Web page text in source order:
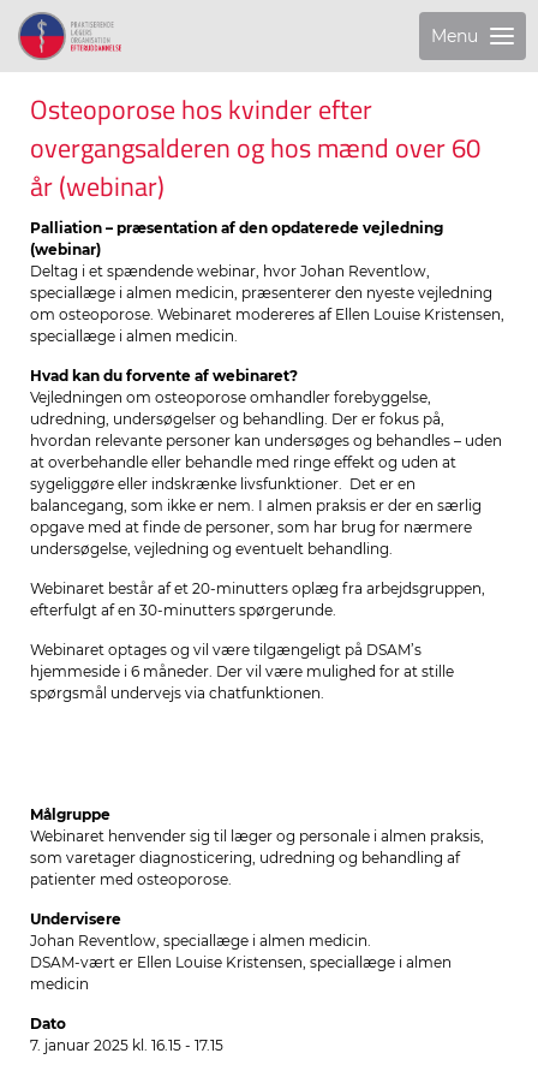
Menu
Osteoporose hos kvinder efter
overgangsalderen og hos mænd over 60
år (webinar)
Palliation – præsentation af den opdaterede vejledning
(webinar)
Deltag i et spændende webinar, hvor Johan Reventlow,
speciallæge i almen medicin, præsenterer den nyeste vejledning
om osteoporose. Webinaret modereres af Ellen Louise Kristensen,
speciallæge i almen medicin.
Hvad kan du forvente af webinaret?
Vejledningen om osteoporose omhandler forebyggelse,
udredning, undersøgelser og behandling. Der er fokus på,
hvordan relevante personer kan undersøges og behandles – uden
at overbehandle eller behandle med ringe effekt og uden at
sygeliggøre eller indskrænke livsfunktioner. Det er en
balancegang, som ikke er nem. I almen praksis er der en særlig
opgave med at finde de personer, som har brug for nærmere
undersøgelse, vejledning og eventuelt behandling.
Webinaret består af et 20-minutters oplæg fra arbejdsgruppen,
efterfulgt af en 30-minutters spørgerunde.
Webinaret optages og vil være tilgængeligt på DSAM’s
hjemmeside i 6 måneder. Der vil være mulighed for at stille
spørgsmål undervejs via chatfunktionen.
Målgruppe
Webinaret henvender sig til læger og personale i almen praksis,
som varetager diagnosticering, udredning og behandling af
patienter med osteoporose.
Undervisere
Johan Reventlow, speciallæge i almen medicin.
DSAM-vært er Ellen Louise Kristensen, speciallæge i almen
medicin
Dato
7. januar 2025 kl. 16.15 - 17.15